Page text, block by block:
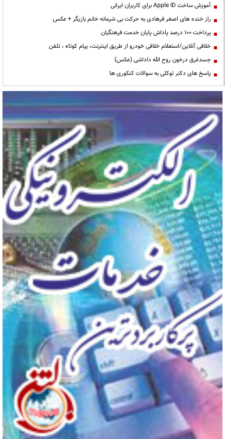
آموزش ساخت Apple ID برای کاربران ایرانی
راز خنده های اصغر فرهادی به حرکت بی شرمانه خانم بازیگر + عکس
پرداخت ۱۰۰ درصد پاداش پایان خدمت فرهنگیان
خلافی آنلاین/استعلام خلافی خودرو از طریق اینترنت، پیام کوتاه ، تلفن
جسدغرق درخون روح الله داداشی (عکس)
پاسخ های دکتر توکلی به سوالات کنکوری ها